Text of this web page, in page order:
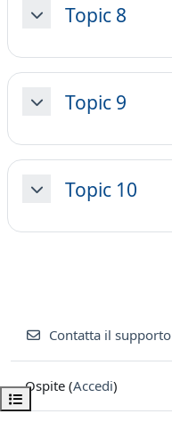
Apri indice del corso
MinimizzaTopic 8
MinimizzaTopic 9
MinimizzaTopic 10
Contatta il supporto
Ospite (Accedi)